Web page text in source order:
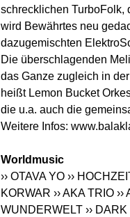
schrecklichen TurboFolk,
wird Bewährtes neu
dazugemischten
Die überschlagenden
das Ganze zugleich in
heißt Lemon Bucket
die u.a. auch die
Weitere Infos:
Worldmusic
›› OTAVA YO ››
KORWAR ›› AKA TRIO
WUNDERWELT ››